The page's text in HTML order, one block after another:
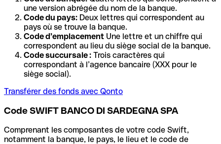
une version abrégée du nom de la banque.
Code du pays: Deux lettres qui correspondent au
pays où se trouve la banque.
Code d’emplacement Une lettre et un chiffre qui
correspondent au lieu du siège social de la banque.
Code succursale : Trois caractères qui
correspondant à l’agence bancaire (XXX pour le
siège social).
Transférer des fonds avec Qonto
Code SWIFT BANCO DI SARDEGNA SPA
Comprenant les composantes de votre code Swift,
notamment la banque, le pays, le lieu et le code de